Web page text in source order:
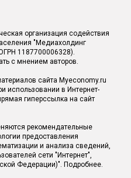
организация содействия
"Медиахолдинг
1187700006328).
с мнением авторов.
сайта Myeconomy.ru
использовании в Интернет-
гиперссылка на сайт
рекомендательные
предоставления
и анализа сведений,
сети "Интернет",
Федерации)". Подробнее.